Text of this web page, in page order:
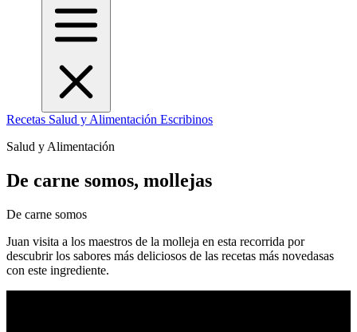
Recetas Salud y Alimentación Escribinos
Salud y Alimentación
De carne somos, mollejas
De carne somos
Juan visita a los maestros de la molleja en esta recorrida por
descubrir los sabores más deliciosos de las recetas más novedasas
con este ingrediente.